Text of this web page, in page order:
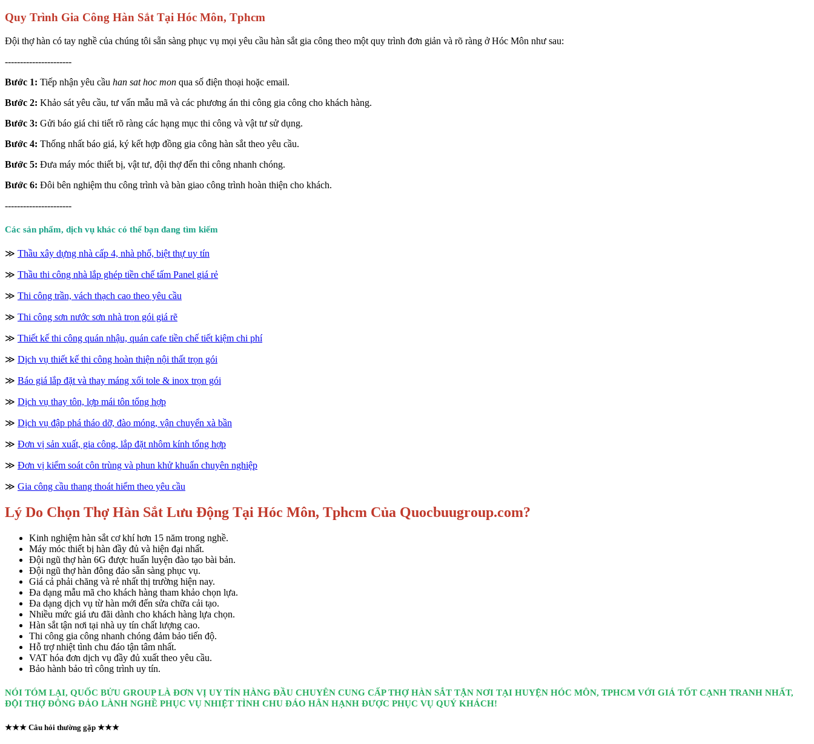
Quy Trình Gia Công Hàn Sắt Tại Hóc Môn, Tphcm
Đội thợ hàn có tay nghề của chúng tôi sẵn sàng phục vụ mọi yêu cầu hàn sắt gia công theo một quy trình đơn giản và rõ ràng ở Hóc Môn như sau:
----------------------
Bước 1: Tiếp nhận yêu cầu han sat hoc mon qua số điện thoại hoặc email.
Bước 2: Khảo sát yêu cầu, tư vấn mẫu mã và các phương án thi công gia công cho khách hàng.
Bước 3: Gửi báo giá chi tiết rõ ràng các hạng mục thi công và vật tư sử dụng.
Bước 4: Thống nhất báo giá, ký kết hợp đồng gia công hàn sắt theo yêu cầu.
Bước 5: Đưa máy móc thiết bị, vật tư, đội thợ đến thi công nhanh chóng.
Bước 6: Đôi bên nghiệm thu công trình và bàn giao công trình hoàn thiện cho khách.
----------------------
Các sản phẩm, dịch vụ khác có thể bạn đang tìm kiếm
≫ Thầu xây dựng nhà cấp 4, nhà phố, biệt thự uy tín
≫ Thầu thi công nhà lắp ghép tiền chế tấm Panel giá rẻ
≫ Thi công trần, vách thạch cao theo yêu cầu
≫ Thi công sơn nước sơn nhà trọn gói giá rẽ
≫ Thiết kế thi công quán nhậu, quán cafe tiền chế tiết kiệm chi phí
≫ Dịch vụ thiết kế thi công hoàn thiện nội thất trọn gói
≫ Báo giá lắp đặt và thay máng xối tole & inox trọn gói
≫ Dịch vụ thay tôn, lợp mái tôn tổng hợp
≫ Dịch vụ đập phá tháo dỡ, đào móng, vận chuyển xà bần
≫ Đơn vị sản xuất, gia công, lắp đặt nhôm kính tổng hợp
≫ Đơn vị kiểm soát côn trùng và phun khử khuẩn chuyên nghiệp
≫ Gia công cầu thang thoát hiểm theo yêu cầu
Lý Do Chọn Thợ Hàn Sắt Lưu Động Tại Hóc Môn, Tphcm Của Quocbuugroup.com?
Kinh nghiệm hàn sắt cơ khí hơn 15 năm trong nghề.
Máy móc thiết bị hàn đầy đủ và hiện đại nhất.
Đội ngũ thợ hàn 6G được huấn luyện đào tạo bài bản.
Đội ngũ thợ hàn đông đảo sẵn sàng phục vụ.
Giá cả phải chăng và rẻ nhất thị trường hiện nay.
Đa dạng mẫu mã cho khách hàng tham khảo chọn lựa.
Đa dạng dịch vụ từ hàn mới đến sửa chữa cải tạo.
Nhiều mức giá ưu đãi dành cho khách hàng lựa chọn.
Hàn sắt tận nơi tại nhà uy tín chất lượng cao.
Thi công gia công nhanh chóng đảm bảo tiến độ.
Hỗ trợ nhiệt tình chu đáo tận tâm nhất.
VAT hóa đơn dịch vụ đầy đủ xuất theo yêu cầu.
Bảo hành bảo trì công trình uy tín.
NÓI TÓM LẠI, QUỐC BỬU GROUP LÀ ĐƠN VỊ UY TÍN HÀNG ĐẦU CHUYÊN CUNG CẤP THỢ HÀN SẮT TẬN NƠI TẠI HUYỆN HÓC MÔN, TPHCM VỚI GIÁ TỐT CẠNH TRANH NHẤT,
ĐỘI THỢ ĐÔNG ĐẢO LÀNH NGHỀ PHỤC VỤ NHIỆT TÌNH CHU ĐÁO HÂN HẠNH ĐƯỢC PHỤC VỤ QUÝ KHÁCH!
★★★ Câu hỏi thường gặp ★★★